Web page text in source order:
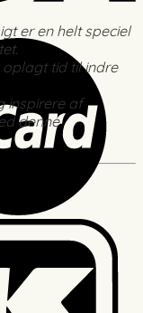
er en helt speciel
tid til indre
inspirere af
denne